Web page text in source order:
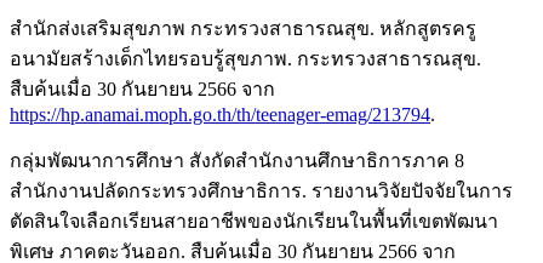
สำนักส่งเสริมสุขภาพ กระทรวงสาธารณสุข. หลักสูตรครู
อนามัยสร้างเด็กไทยรอบรู้สุขภาพ. กระทรวงสาธารณสุข.
สืบค้นเมื่อ 30 กันยายน 2566 จาก
https://hp.anamai.moph.go.th/th/teenager-emag/213794.
กลุ่มพัฒนาการศึกษา สังกัดสำนักงานศึกษาธิการภาค 8
สำนักงานปลัดกระทรวงศึกษาธิการ. รายงานวิจัยปัจจัยในการ
ตัดสินใจเลือกเรียนสายอาชีพของนักเรียนในพื้นที่เขตพัฒนา
พิเศษ ภาคตะวันออก. สืบค้นเมื่อ 30 กันยายน 2566 จาก